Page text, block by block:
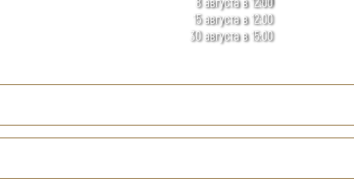
15 августа в 12:00
30 августа в 15:00